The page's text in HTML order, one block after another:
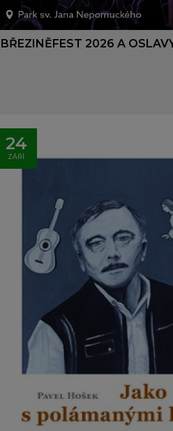
BŘEZINĚFEST 2026 A
24
ZÁŘÍ